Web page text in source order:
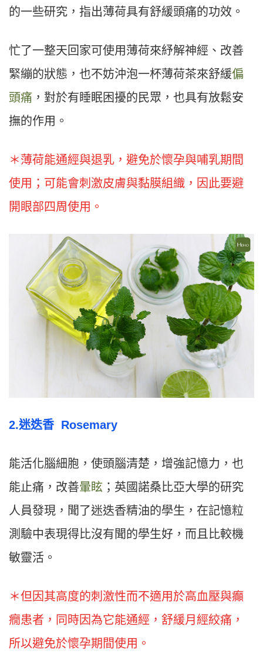
的一些研究，指出薄荷具有舒緩頭痛的功效。
忙了一整天回家可使用薄荷來紓解神經、改善
緊繃的狀態，也不妨沖泡一杯薄荷茶來舒緩偏
頭痛 ，對於有睡眠困擾的民眾，也具有放鬆安
撫的作用。
＊薄荷能通經與退乳，避免於懷孕與哺乳期間
使用；可能會刺激皮膚與黏膜組織，因此要避
開眼部四周使用。
2.迷迭香 Rosemary
能活化腦細胞，使頭腦清楚，增強記憶力，也
能止痛，改善暈眩 ；英國諾桑比亞大學的研究
人員發現，聞了迷迭香精油的學生，在記憶粒
測驗中表現得比沒有聞的學生好，而且比較機
敏靈活。
＊但因其高度的刺激性而不適用於高血壓與癲
癇患者，同時因為它能通經，舒緩月經絞痛，
所以避免於懷孕期間使用。